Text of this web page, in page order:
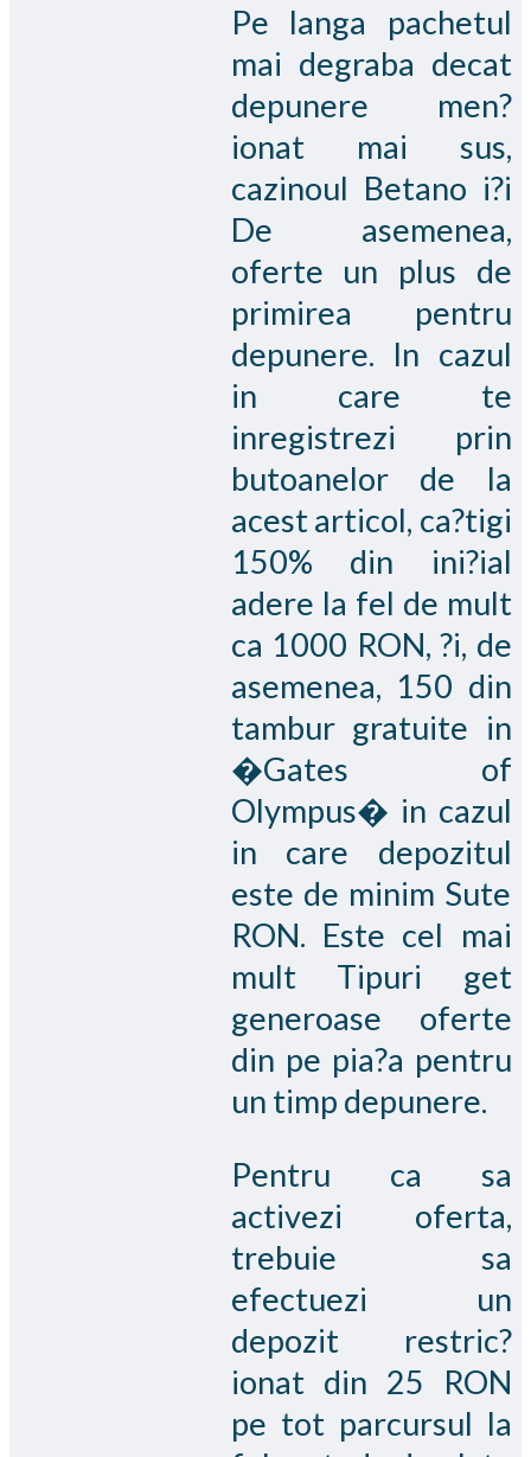
Pe langa pachetul
mai degraba decat
depunere men?
ionat mai sus,
cazinoul Betano i?i
De asemenea,
oferte un plus de
primirea pentru
depunere. In cazul
in care te
inregistrezi prin
butoanelor de la
acest articol, ca?tigi
150% din ini?ial
adere la fel de mult
ca 1000 RON, ?i, de
asemenea, 150 din
tambur gratuite in
�Gates of
Olympus� in cazul
in care depozitul
este de minim Sute
RON. Este cel mai
mult Tipuri get
generoase oferte
din pe pia?a pentru
un timp depunere.
Pentru ca sa
activezi oferta,
trebuie sa
efectuezi un
depozit restric?
ionat din 25 RON
pe tot parcursul la